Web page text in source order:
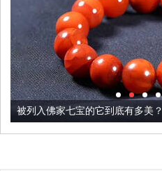
被列入佛家七宝的它到底有多美？